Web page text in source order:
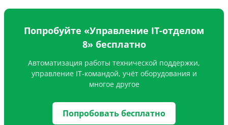
Попробуйте «Управление IT-отделом
8» бесплатно
Автоматизация работы технической поддержки,
управление IT-командой, учёт оборудования и
многое другое
Попробовать бесплатно